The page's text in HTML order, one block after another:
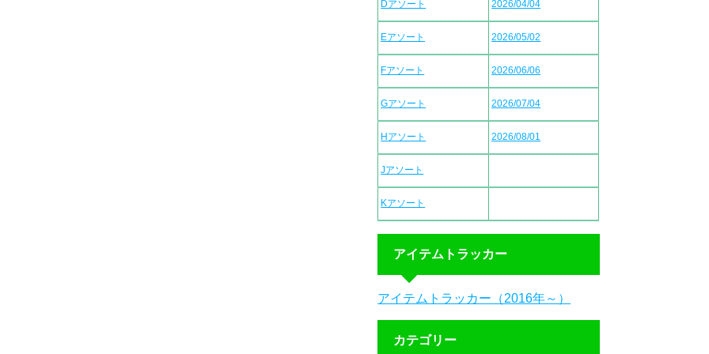
Dアソート 2026/04/04
Eアソート 2026/05/02
Fアソート 2026/06/06
Gアソート 2026/07/04
Hアソート 2026/08/01
Jアソート
Kアソート
アイテムトラッカー
アイテムトラッカー（2016年～）
カテゴリー